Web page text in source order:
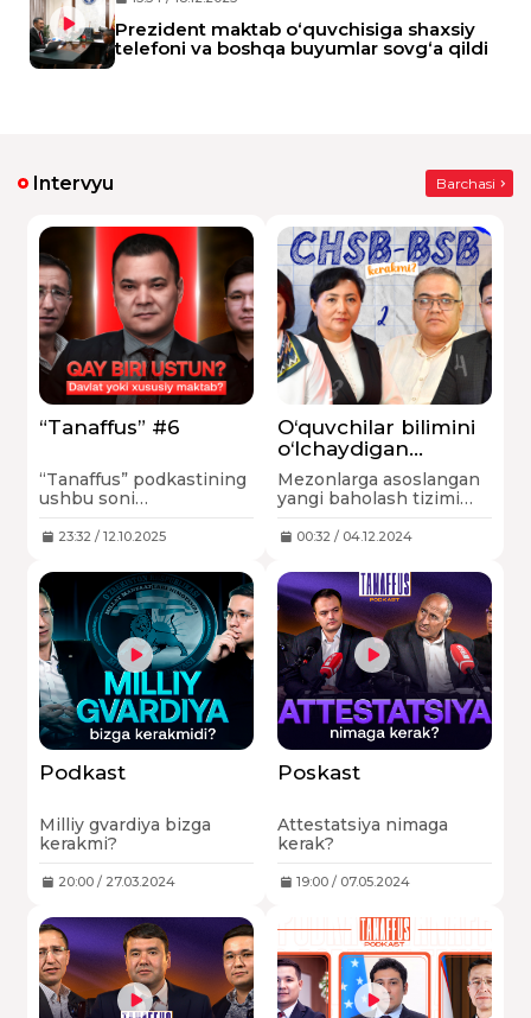
Prezident maktab o‘quvchisiga shaxsiy
telefoni va boshqa buyumlar sovg‘a qildi
Intervyu Barchasi
“Tanaffus” #6
“Tanaffus” podkastining
ushbu soni
va davlat ta’lim
tahlili bo‘lib, suhbat
davomida xususiy
ta’limning roli, uning
oldida turgan
qiyinchiliklar, afzalliklari
va jamiyatdagi roli
chuqur muhokama
qilindi.
23:32 / 12.10.2025
O‘quvchilar bilimini
o‘lchaydigan
tarozimiz buzuqmi
yoki soz?
Mezonlarga asoslangan
yangi baholash tizimi
00:32 / 04.12.2024
Podkast
Milliy gvardiya bizga
kerakmi?
20:00 / 27.03.2024
Poskast
Attestatsiya nimaga
kerak?
19:00 / 07.05.2024